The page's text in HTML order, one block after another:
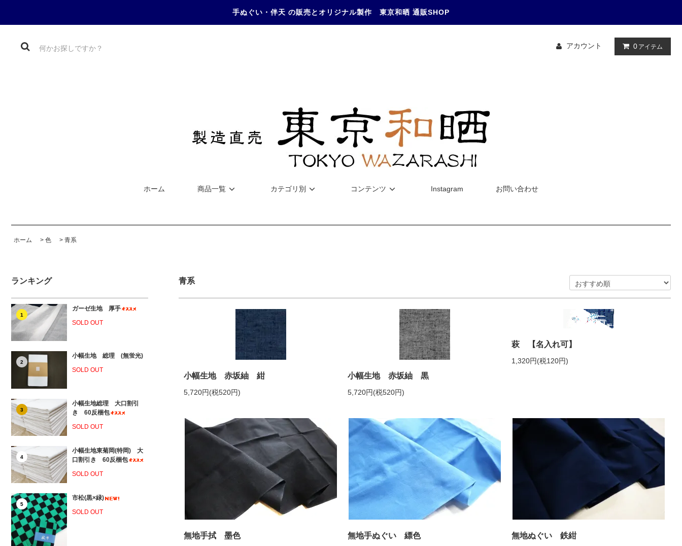
手ぬぐい・伴天 の販売とオリジナル製作 東京和晒 通販SHOP
アカウント 0 アイテム
ホーム 商品一覧 カテゴリ別 コンテンツ Instagram お問い合わせ
ホーム > 色 > 青系
ランキング
1
ガーゼ生地 厚手
SOLD OUT
2
小幅生地 総理 (無蛍光)
SOLD OUT
3
小幅生地総理 大口割引
き 60反梱包
SOLD OUT
4
小幅生地東菊岡(特岡) 大
口割引き 60反梱包
SOLD OUT
5
市松(黒×緑)
SOLD OUT
青系
小幅生地 赤坂紬 紺
5,720円(税520円)
小幅生地 赤坂紬 黒
5,720円(税520円)
萩 【名入れ可】
1,320円(税120円)
無地手拭 墨色 無地手ぬぐい 縹色 無地ぬぐい 鉄紺